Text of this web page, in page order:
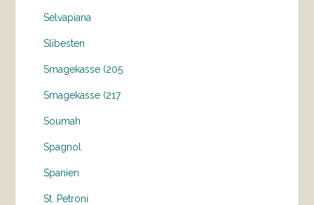
Selvapiana
Slibesten
Smagekasse (205
Smagekasse (217
Soumah
Spagnol
Spanien
St. Petroni